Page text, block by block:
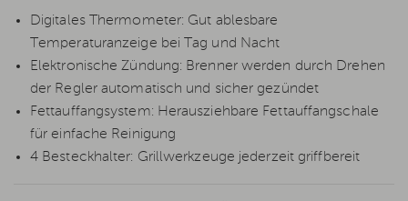
Digitales Thermometer: Gut ablesbare
Temperaturanzeige bei Tag und Nacht
Elektronische Zündung: Brenner werden durch Drehen
der Regler automatisch und sicher gezündet
Fettauffangsystem: Herausziehbare Fettauffangschale
für einfache Reinigung
4 Besteckhalter: Grillwerkzeuge jederzeit griffbereit